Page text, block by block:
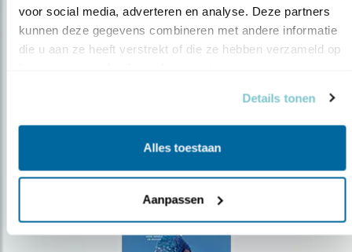
voor social media, adverteren en analyse. Deze partners
kunnen deze gegevens combineren met andere informatie
die u aan ze heeft verstrekt of die ze hebben verzameld op
Details tonen
Alles toestaan
Aanpassen
Meld je aan en ontvang nieuws, inspiratie, acties en tips
over vogels en activiteiten van Vogelbescherming.